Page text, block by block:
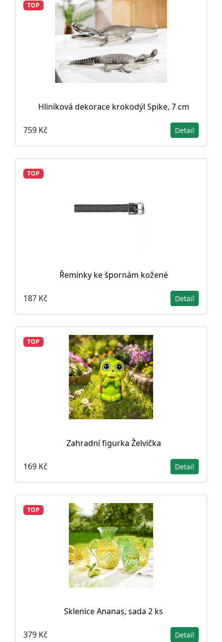
TOP
Hliníková dekorace krokodýl Spike, 7 cm
759 Kč Detail
TOP
Řemínky ke špornám kožené
187 Kč Detail
TOP
Zahradní figurka Želvička
169 Kč Detail
TOP
Sklenice Ananas, sada 2 ks
379 Kč Detail